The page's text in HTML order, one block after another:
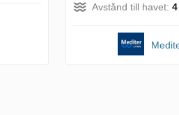
Avstånd till havet: